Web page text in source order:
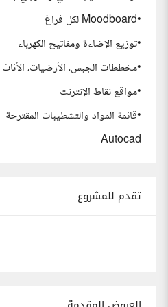
•Moodboard لكل فراغ
•توزيع الإضاءة ومفاتيح الكهرباء
•مخططات الجبس، الأرضيات، الأثاث
•مواقع نقاط الإنترنت
•قائمة المواد والتشطيبات المقترحة
Autocad
تقدم للمشروع